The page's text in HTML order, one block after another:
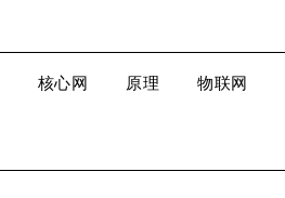
核心网 原理 物联网